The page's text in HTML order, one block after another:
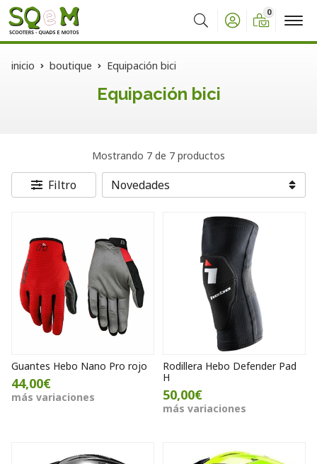
Buscar
0
inicio boutique Equipación bici
Equipación bici
Mostrando 7 de 7 productos
Filtro
Guantes Hebo Nano Pro rojo
44,00€
más variaciones
Rodillera Hebo Defender Pad
H
50,00€
más variaciones